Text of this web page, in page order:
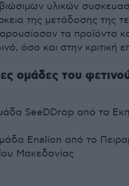
υλικών
της μετάδοσης της
τα προϊόντα
όσο και στην κριτική
ομάδες του
SeeDDrop από τα
Enalion από το
Μακεδονίας